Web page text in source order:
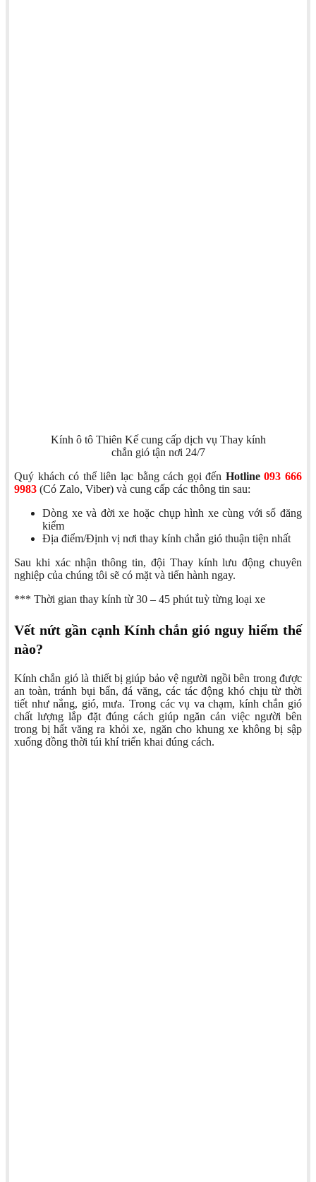
Kính ô tô Thiên Kế cung cấp dịch vụ Thay kính
chắn gió tận nơi 24/7
Quý khách có thể liên lạc bằng cách gọi đến Hotline093 666
9983 (Có Zalo, Viber) và cung cấp các thông tin sau:
Dòng xe và đời xe hoặc chụp hình xe cùng với sổ đăng
kiểm
Địa điểm/Định vị nơi thay kính chắn gió thuận tiện nhất
Sau khi xác nhận thông tin, đội Thay kính lưu động chuyên
nghiệp của chúng tôi sẽ có mặt và tiến hành ngay.
*** Thời gian thay kính từ 30 – 45 phút tuỳ từng loại xe
Vết nứt gần cạnh Kính chắn gió nguy hiểm thế
nào?
Kính chắn gió là thiết bị giúp bảo vệ người ngồi bên trong được
an toàn, tránh bụi bẩn, đá văng, các tác động khó chịu từ thời
tiết như nắng, gió, mưa. Trong các vụ va chạm, kính chắn gió
chất lượng lắp đặt đúng cách giúp ngăn cản việc người bên
trong bị hất văng ra khỏi xe, ngăn cho khung xe không bị sập
xuống đồng thời túi khí triển khai đúng cách.